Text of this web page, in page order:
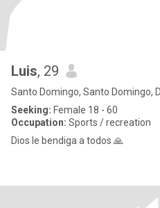
Luis, 29
Santo Domingo, Santo Domingo,
Seeking: Female 18 - 60
Occupation: Sports / recreation
Dios le bendiga a todos 🙏